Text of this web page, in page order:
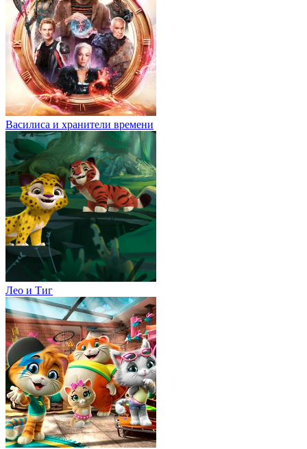
Василиса и хранители времени
Лео и Тиг